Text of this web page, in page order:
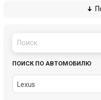
маслозаливная
помпа
фазорегулятор
ПОИСК ПО АВТОМОБИЛЮ
Lexus